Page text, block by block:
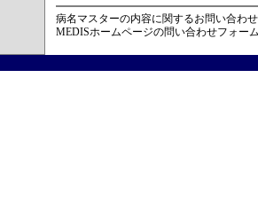
病名マスターの内容に関するお問い合わ
MEDISホームページの問い合わせフォー